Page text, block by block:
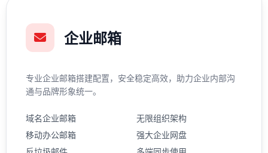
企业邮箱
专业企业邮箱搭建配置，安全稳定高效，助力企业内部沟
通与品牌形象统一。
域名企业邮箱
无限组织架构
移动办公邮箱
强大企业网盘